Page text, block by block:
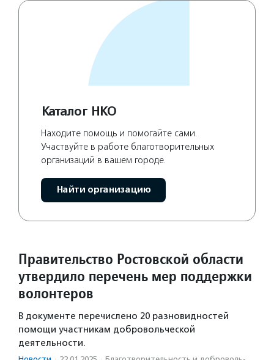
Каталог НКО
Находите помощь и помогайте сами.
Участвуйте в работе благотворительных
организаций в вашем городе.
Найти организацию
Правительство Ростовской области
утвердило перечень мер поддержки
волонтеров
В документе перечислено 20 разновидностей
помощи участникам добровольческой
деятельности.